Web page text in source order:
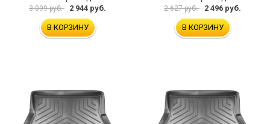
3 099 руб. 2 944 руб.
В КОРЗИНУ
2 627 руб. 2 496 руб.
В КОРЗИНУ